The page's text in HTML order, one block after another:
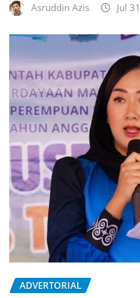
Asruddin Azis Jul
ADVERTORIAL